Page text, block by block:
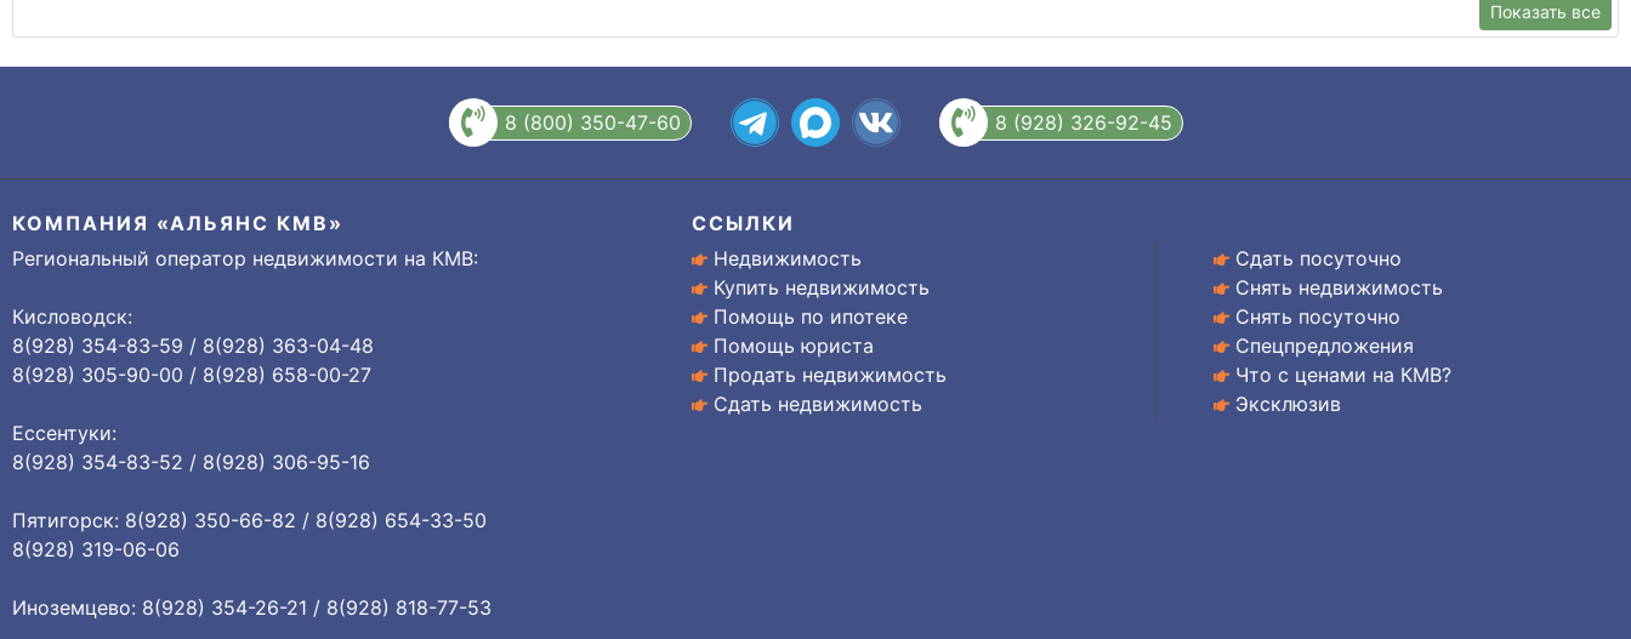
Показать все
8 (800) 350-47-60 8 (928) 326-92-45
КОМПАНИЯ «АЛЬЯНС КМВ»
Региональный оператор недвижимости на КМВ:
Кисловодск:
8(928) 354-83-59 / 8(928) 363-04-48
8(928) 305-90-00 / 8(928) 658-00-27
Ессентуки:
8(928) 354-83-52 / 8(928) 306-95-16
Пятигорск: 8(928) 350-66-82 / 8(928) 654-33-50
8(928) 319-06-06
Иноземцево: 8(928) 354-26-21 / 8(928) 818-77-53
ССЫЛКИ
Недвижимость
Купить недвижимость
Помощь по ипотеке
Помощь юриста
Продать недвижимость
Сдать недвижимость
Сдать посуточно
Снять недвижимость
Снять посуточно
Спецпредложения
Что с ценами на КМВ?
Эксклюзив